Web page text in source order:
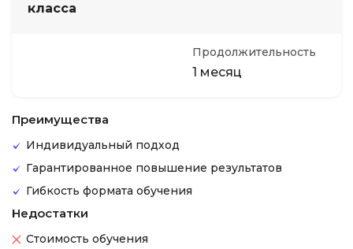
класса
Продолжительность
1 месяц
Преимущества
Индивидуальный подход
Гарантированное повышение результатов
Гибкость формата обучения
Недостатки
Стоимость обучения